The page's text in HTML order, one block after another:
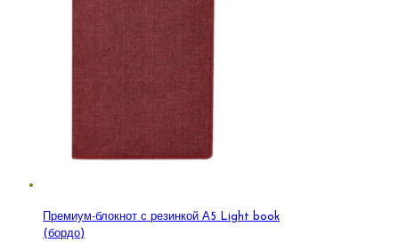
Премиум-блокнот с резинкой А5 Light book
(бордо)